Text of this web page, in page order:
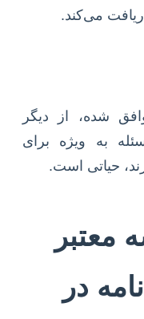
می‌کند.
شده، از دیگر
به ویژه برای
حیاتی است.
معتبر
در